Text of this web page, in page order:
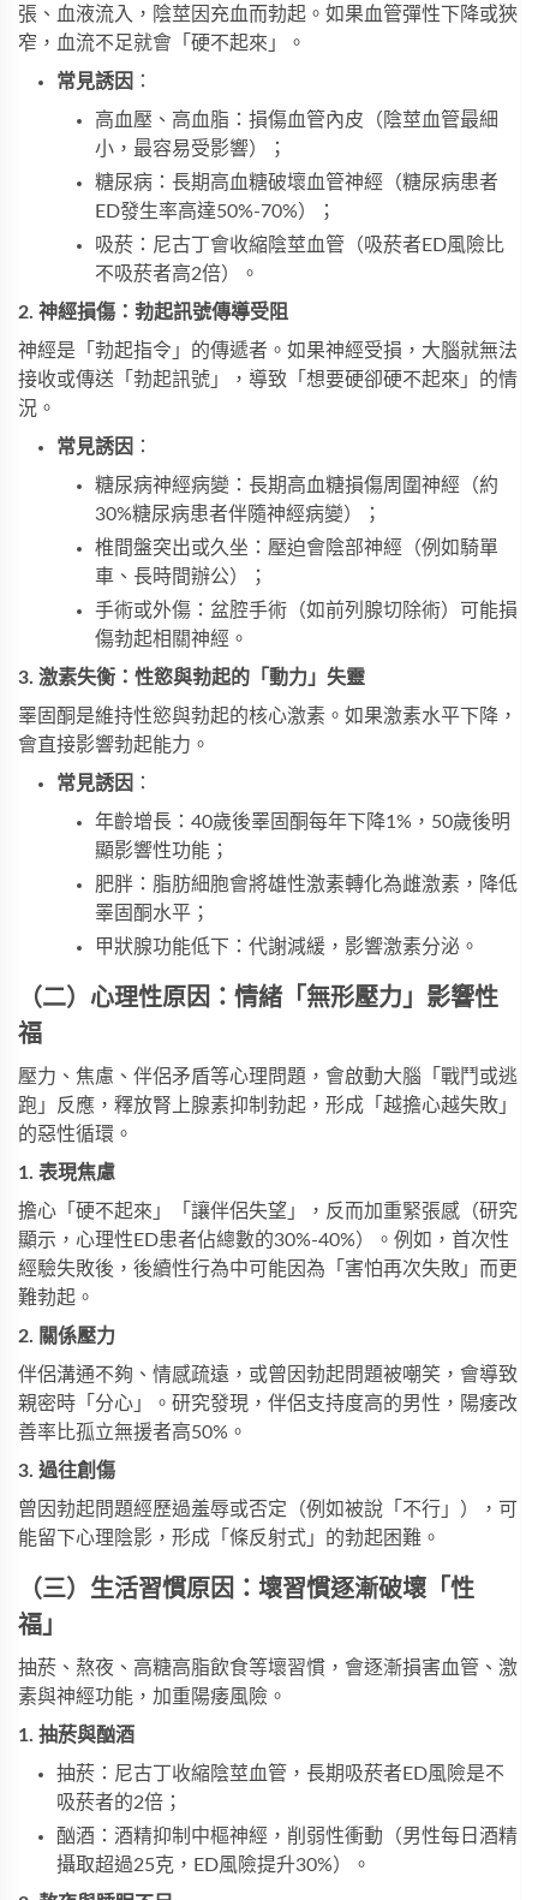
張、血液流入，陰莖因充血而勃起。如果血管彈性下降或狹
窄，血流不足就會「硬不起來」。
常見誘因 ：
高血壓、高血脂：損傷血管內皮（陰莖血管最細
小，最容易受影響）；
糖尿病：長期高血糖破壞血管神經（糖尿病患者
ED發生率高達50%-70%）；
吸菸：尼古丁會收縮陰莖血管（吸菸者ED風險比
不吸菸者高2倍）。
2. 神經損傷：勃起訊號傳導受阻
神經是「勃起指令」的傳遞者。如果神經受損，大腦就無法
接收或傳送「勃起訊號」，導致「想要硬卻硬不起來」的情
況。
常見誘因 ：
糖尿病神經病變：長期高血糖損傷周圍神經（約
30%糖尿病患者伴隨神經病變）；
椎間盤突出或久坐：壓迫會陰部神經（例如騎單
車、長時間辦公）；
手術或外傷：盆腔手術（如前列腺切除術）可能損
傷勃起相關神經。
3. 激素失衡：性慾與勃起的「動力」失靈
睪固酮是維持性慾與勃起的核心激素。如果激素水平下降，
會直接影響勃起能力。
常見誘因 ：
年齡增長：40歲後睪固酮每年下降1%，50歲後明
顯影響性功能；
肥胖：脂肪細胞會將雄性激素轉化為雌激素，降低
睪固酮水平；
甲狀腺功能低下：代謝減緩，影響激素分泌。
（二）心理性原因：情緒「無形壓力」影響性
福
壓力、焦慮、伴侶矛盾等心理問題，會啟動大腦「戰鬥或逃
跑」反應，釋放腎上腺素抑制勃起，形成「越擔心越失敗」
的惡性循環。
1. 表現焦慮
擔心「硬不起來」「讓伴侶失望」，反而加重緊張感（研究
顯示，心理性ED患者佔總數的30%-40%）。例如，首次性
經驗失敗後，後續性行為中可能因為「害怕再次失敗」而更
難勃起。
2. 關係壓力
伴侶溝通不夠、情感疏遠，或曾因勃起問題被嘲笑，會導致
親密時「分心」。研究發現，伴侶支持度高的男性，陽痿改
善率比孤立無援者高50%。
3. 過往創傷
曾因勃起問題經歷過羞辱或否定（例如被說「不行」），可
能留下心理陰影，形成「條反射式」的勃起困難。
（三）生活習慣原因：壞習慣逐漸破壞「性
福」
抽菸、熬夜、高糖高脂飲食等壞習慣，會逐漸損害血管、激
素與神經功能，加重陽痿風險。
1. 抽菸與酗酒
抽菸：尼古丁收縮陰莖血管，長期吸菸者ED風險是不
吸菸者的2倍；
酗酒：酒精抑制中樞神經，削弱性衝動（男性每日酒精
攝取超過25克，ED風險提升30%）。